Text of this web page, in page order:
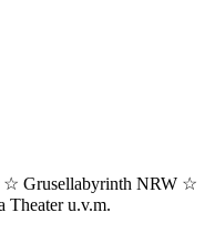
☆ Grusellabyrinth NRW ☆
Theater u.v.m.